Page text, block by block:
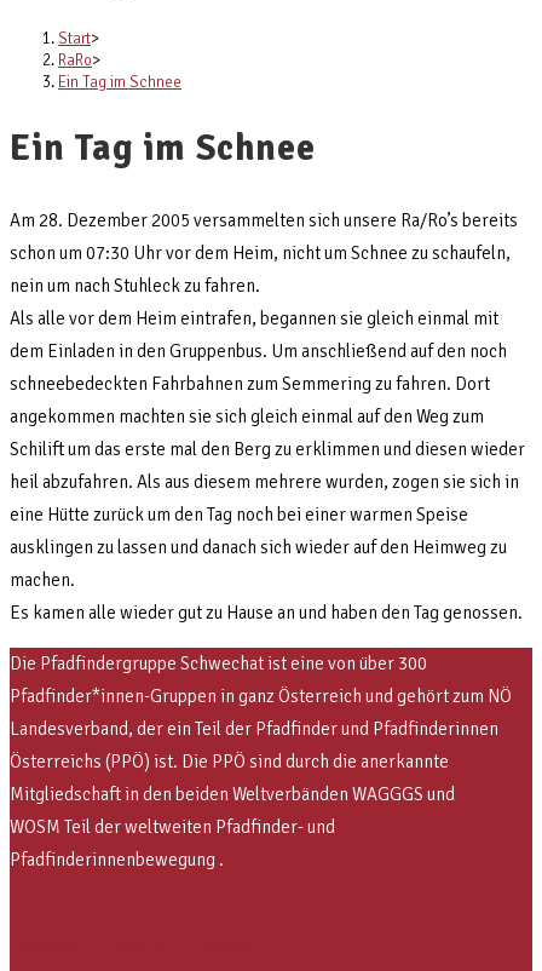
Start>
RaRo>
Ein Tag im Schnee
Ein Tag im Schnee
Am 28. Dezember 2005 versammelten sich unsere Ra/Ro’s bereits
schon um 07:30 Uhr vor dem Heim, nicht um Schnee zu schaufeln,
nein um nach Stuhleck zu fahren.
Als alle vor dem Heim eintrafen, begannen sie gleich einmal mit
dem Einladen in den Gruppenbus. Um anschließend auf den noch
schneebedeckten Fahrbahnen zum Semmering zu fahren. Dort
angekommen machten sie sich gleich einmal auf den Weg zum
Schilift um das erste mal den Berg zu erklimmen und diesen wieder
heil abzufahren. Als aus diesem mehrere wurden, zogen sie sich in
eine Hütte zurück um den Tag noch bei einer warmen Speise
ausklingen zu lassen und danach sich wieder auf den Heimweg zu
machen.
Es kamen alle wieder gut zu Hause an und haben den Tag genossen.
Die Pfadfindergruppe Schwechat ist eine von über 300
Pfadfinder*innen-Gruppen in ganz Österreich und gehört zum NÖ
Landesverband, der ein Teil der Pfadfinder und Pfadfinderinnen
Österreichs (PPÖ) ist. Die PPÖ sinddurch die anerkannte
Mitgliedschaft in den beiden Weltverbänden WAGGGS und
WOSM Teil der weltweiten Pfadfinder- und
Pfadfinderinnenbewegung .